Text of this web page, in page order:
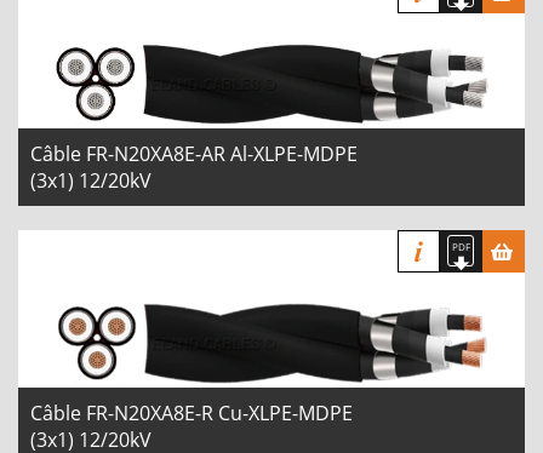
Câble FR-N20XA8E-AR Al-XLPE-MDPE
(3x1) 12/20kV
Câble FR-N20XA8E-R Cu-XLPE-MDPE
(3x1) 12/20kV